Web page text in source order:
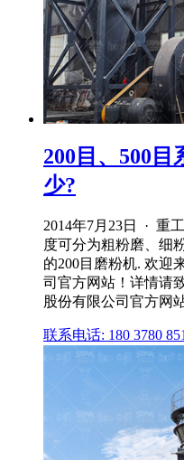
200目、500
少?
2014年7月23日 · 重
度可分为粗粉磨、细
的200目磨粉机. 欢迎
司官方网站！详情请
股份有限公司官方网
联系电话: 180 3780